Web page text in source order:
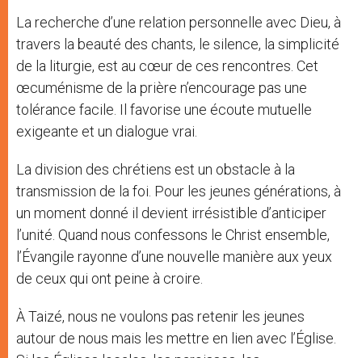
La recherche d’une relation personnelle avec Dieu, à
travers la beauté des chants, le silence, la simplicité
de la liturgie, est au cœur de ces rencontres. Cet
œcuménisme de la prière n’encourage pas une
tolérance facile. Il favorise une écoute mutuelle
exigeante et un dialogue vrai.
La division des chrétiens est un obstacle à la
transmission de la foi. Pour les jeunes générations, à
un moment donné il devient irrésistible d’anticiper
l’unité. Quand nous confessons le Christ ensemble,
l’Évangile rayonne d’une nouvelle manière aux yeux
de ceux qui ont peine à croire.
À Taizé, nous ne voulons pas retenir les jeunes
autour de nous mais les mettre en lien avec l’Église.